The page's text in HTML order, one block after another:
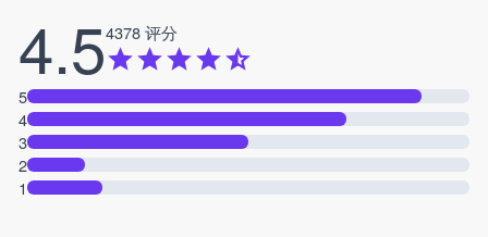
4.54378 评分
5
4
3
2
1